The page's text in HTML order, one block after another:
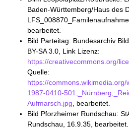
Baden-Württemberg/Haus des
bearbeitet.
Bild Parteitag: Bundesarchiv
BY-SA 3.0, Link Lizenz:
https://creativecommons.org/
Quelle:
https://
1987-0410-
Aufmarsch.jpg , bearbeitet.
Bild Pforzheimer Rundschau:
Rundschau, 16.9.35, bearbeitet.